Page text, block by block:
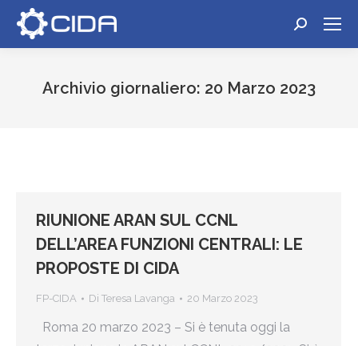
Cerca:
Archivio giornaliero: 20 Marzo 2023
RIUNIONE ARAN SUL CCNL
DELL’AREA FUNZIONI CENTRALI: LE
PROPOSTE DI CIDA
FP-CIDA Di Teresa Lavanga 20 Marzo 2023
Roma 20 marzo 2023 – Si è tenuta oggi la